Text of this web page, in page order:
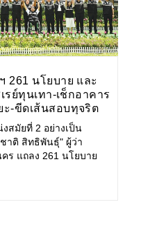
261 นโยบาย และ
เรย์ทุนเทา-เช็กอาคาร
ะ-ขีดเส้นสอบทุจริต
สมัยที่ 2 อย่างเป็น
าติ สิทธิพันธุ์" ผู้ว่า
ร แถลง 261 นโยบาย
ด